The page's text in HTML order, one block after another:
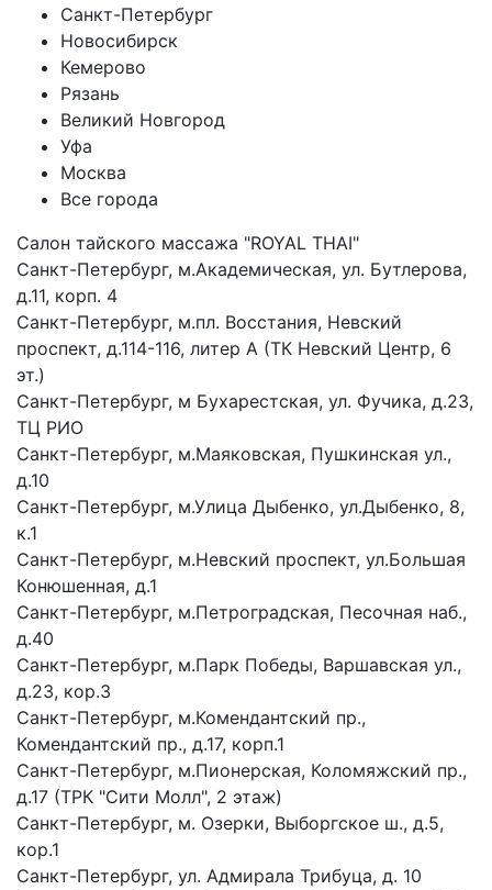
Санкт-Петербург
Новосибирск
Кемерово
Рязань
Великий Новгород
Уфа
Москва
Все города
Салон тайского массажа "ROYAL THAI"
Санкт-Петербург, м.Академическая, ул. Бутлерова,
д.11, корп. 4
Санкт-Петербург, м.пл. Восстания, Невский
проспект, д.114-116, литер А (ТК Невский Центр, 6
эт.)
Санкт-Петербург, м Бухарестская, ул. Фучика, д.23,
ТЦ РИО
Санкт-Петербург, м.Маяковская, Пушкинская ул.,
д.10
Санкт-Петербург, м.Улица Дыбенко, ул.Дыбенко, 8,
к.1
Санкт-Петербург, м.Невский проспект, ул.Большая
Конюшенная, д.1
Санкт-Петербург, м.Петроградская, Песочная наб.,
д.40
Санкт-Петербург, м.Парк Победы, Варшавская ул.,
д.23, кор.3
Санкт-Петербург, м.Комендантский пр.,
Комендантский пр., д.17, корп.1
Санкт-Петербург, м.Пионерская, Коломяжский пр.,
д.17 (ТРК "Сити Молл", 2 этаж)
Санкт-Петербург, м. Озерки, Выборгское ш., д.5,
кор.1
Санкт-Петербург, ул. Адмирала Трибуца, д. 10